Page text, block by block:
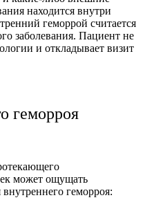
находится внутри
геморрой считается
заболевания. Пациент не
и откладывает визит
геморроя
может ощущать
геморроя: